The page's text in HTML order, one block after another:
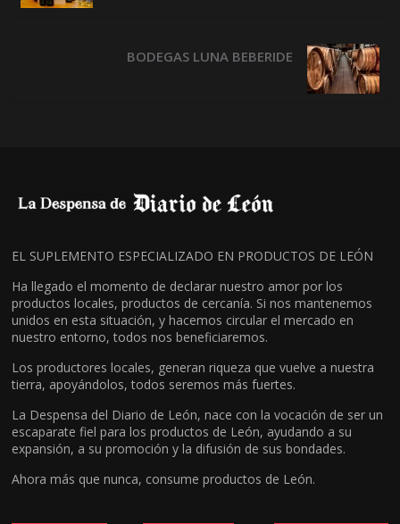
BODEGAS LUNA BEBERIDE
EL SUPLEMENTO ESPECIALIZADO EN PRODUCTOS DE LEÓN
Ha llegado el momento de declarar nuestro amor por los
productos locales, productos de cercanía. Si nos mantenemos
unidos en esta situación, y hacemos circular el mercado en
nuestro entorno, todos nos beneficiaremos.
Los productores locales, generan riqueza que vuelve a nuestra
tierra, apoyándolos, todos seremos más fuertes.
La Despensa del Diario de León, nace con la vocación de ser un
escaparate fiel para los productos de León, ayudando a su
expansión, a su promoción y la difusión de sus bondades.
Ahora más que nunca, consume productos de León.